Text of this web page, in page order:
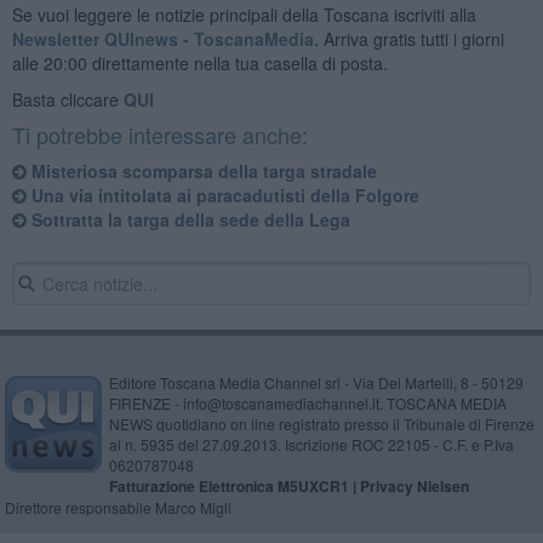
Se vuoi leggere le notizie principali della Toscana iscriviti alla
Newsletter QUInews - ToscanaMedia. Arriva gratis tutti i giorni
alle 20:00 direttamente nella tua casella di posta.
Basta cliccare QUI
Ti potrebbe interessare anche:
Misteriosa scomparsa della targa stradale
Una via intitolata ai paracadutisti della Folgore
Sottratta la targa della sede della Lega
Editore Toscana Media Channel srl - Via Dei Martelli, 8 - 50129
FIRENZE - info@toscanamediachannel.it. TOSCANA MEDIA
NEWS quotidiano on line registrato presso il Tribunale di Firenze
al n. 5935 del 27.09.2013. Iscrizione ROC 22105 - C.F. e P.Iva
0620787048
Fatturazione Elettronica M5UXCR1 | Privacy Nielsen
Direttore responsabile Marco Migli